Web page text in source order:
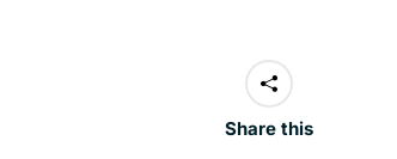
Share this